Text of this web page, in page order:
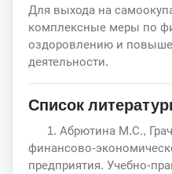
Для выхода на
комплексные меры по
оздоровлению и
деятельности.
Список
1. Абрютина М.С.,
финансово-
предприятия. Учебно-